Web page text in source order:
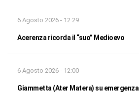
6 Agosto 2026 - 12:29
Acerenza ricorda il “suo” Medioevo
6 Agosto 2026 - 12:00
Giammetta (Ater Matera) su